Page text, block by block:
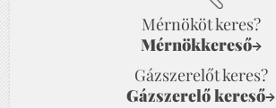
Mérnököt keres?
Mérnökkereső→
Gázszerelőt keres?
Gázszerelő kereső→